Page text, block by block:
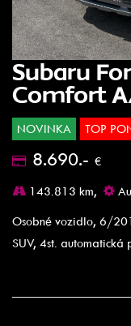
Subaru
Comfort
NOVINKA TOP
8.690.- €
143.813 km,
Osobné vozidlo, 6/
SUV, 4st. automatická